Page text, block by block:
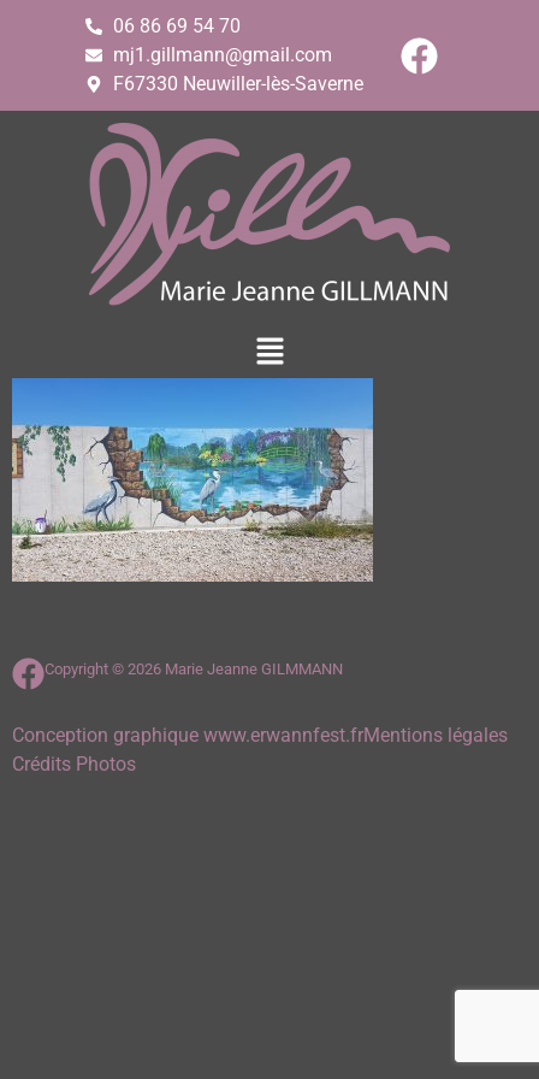
06 86 69 54 70
mj1.gillmann@gmail.com
F67330 Neuwiller-lès-Saverne
Copyright © 2026 Marie Jeanne GILMMANN
Conception graphique www.erwannfest.frMentions légales
Crédits Photos